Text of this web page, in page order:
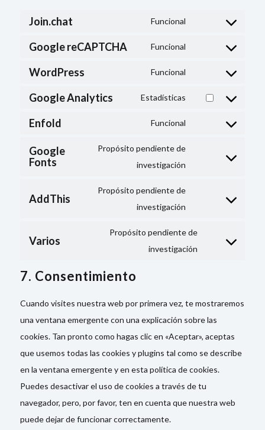
Join.chat Funcional
Google reCAPTCHA Funcional
google-
recaptcha
WordPress Funcional
wordpress
Google Analytics Estadísticas
Enfold Funcional
Google
Fonts
Propósito pendiente de
investigación
fonts
AddThis
Propósito pendiente de
investigación
Varios
Propósito pendiente de
investigación
Consent
7. Consentimiento
Cuando visites nuestra web por primera vez, te mostraremos
una ventana emergente con una explicación sobre las
cookies. Tan pronto como hagas clic en «Aceptar», aceptas
que usemos todas las cookies y plugins tal como se describe
en la ventana emergente y en esta política de cookies.
Puedes desactivar el uso de cookies a través de tu
navegador, pero, por favor, ten en cuenta que nuestra web
puede dejar de funcionar correctamente.